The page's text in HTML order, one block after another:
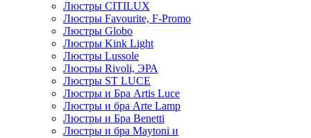
Люстры CITILUX
Люстры Favourite, F-Promo
Люстры Globo
Люстры Kink Light
Люстры Lussole
Люстры Rivoli, ЭРА
Люстры ST LUCE
Люстры и Бра Artis Luce
Люстры и бра Arte Lamp
Люстры и Бра Benetti
Люстры и бра Maytoni и